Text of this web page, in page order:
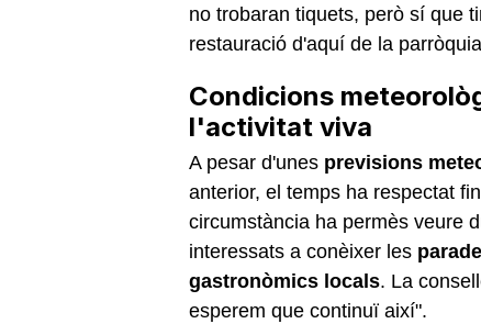
no trobaran tiquets, però sí que
restauració d'aquí de la
Condicions
l'activitat viva
A pesar d'unes previsions
anterior, el temps ha respectat
circumstància ha permès veure
interessats a conèixer les
gastronòmics locals. La
esperem que continuï així".